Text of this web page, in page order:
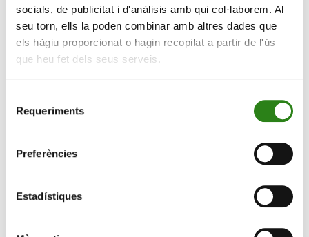
socials, de publicitat i d'anàlisis amb qui col·laborem. Al
seu torn, ells la poden combinar amb altres dades que
els hàgiu proporcionat o hagin recopilat a partir de l'ús
que heu fet dels seus serveis.
Requeriments
Preferències
Estadístiques
Las acciones de Walmart (WMT) subieron tras los
impresionantes resultados y perspectivas. Mientras
tanto, los componentes del Dow Cisco (CSCO) y Home
Depot (HD) recibieron una respuesta negativa a sus